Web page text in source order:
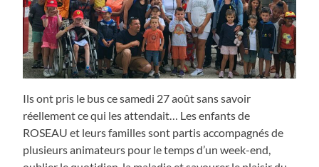
Ils ont pris le bus ce samedi 27 août sans savoir
réellement ce qui les attendait… Les enfants de
ROSEAU et leurs familles sont partis accompagnés de
plusieurs animateurs pour le temps d’un week-end,